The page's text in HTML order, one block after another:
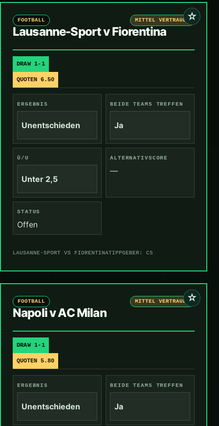
☆
FOOTBALL MITTEL VERTRAUEN
Lausanne-Sport v Fiorentina
DRAW 1-1
QUOTEN 6.50
ERGEBNIS
Unentschieden
BEIDE TEAMS TREFFEN
Ja
Ü/U
Unter 2,5
ALTERNATIVSCORE
—
STATUS
Offen
LAUSANNE-SPORT VS FIORENTINATIPPGEBER: CS
☆
FOOTBALL MITTEL VERTRAUEN
Napoli v AC Milan
DRAW 1-1
QUOTEN 5.80
ERGEBNIS
Unentschieden
BEIDE TEAMS TREFFEN
Ja